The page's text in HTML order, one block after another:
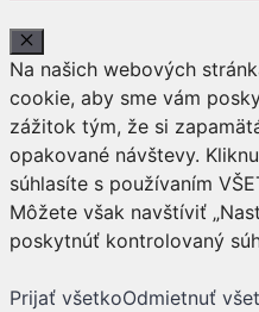
Close
Na našich webových
cookie, aby sme vám
zážitok tým, že si
opakované návštevy.
súhlasíte s používaním
Môžete však navštíviť
poskytnúť kontrolovaný
Prijať všetkoOdmietnuť